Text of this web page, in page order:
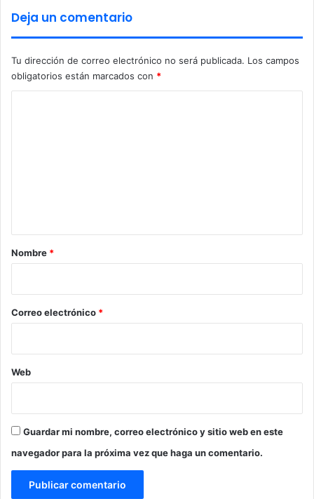
Deja un comentario
Tu dirección de correo electrónico no será publicada. Los campos
obligatorios están marcados con *
r
*
Nombre *
Correo electrónico *
Web
Guardar mi nombre, correo electrónico y sitio web en este
navegador para la próxima vez que haga un comentario.